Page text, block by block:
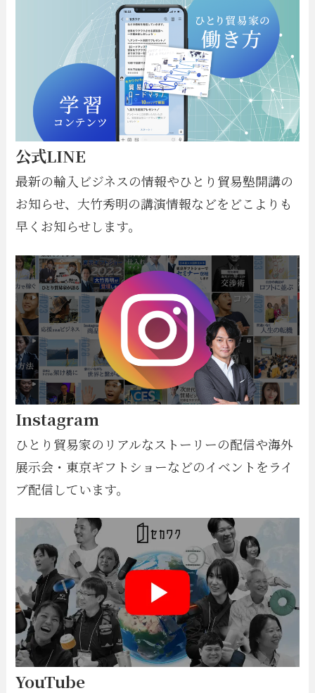
公式LINE
最新の輸入ビジネスの情報やひとり貿易塾開講の
お知らせ、大竹秀明の講演情報などをどこよりも
早くお知らせします。
Instagram
ひとり貿易家のリアルなストーリーの配信や海外
展示会・東京ギフトショーなどのイベントをライ
ブ配信しています。
YouTube